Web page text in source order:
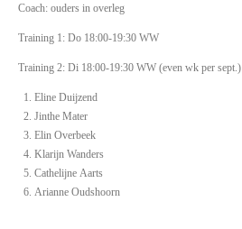
Coach: ouders in overleg
Training 1: Do 18:00-19:30 WW
Training 2: Di 18:00-19:30 WW (even wk per sept.)
Eline Duijzend
Jinthe Mater
Elin Overbeek
Klarijn Wanders
Cathelijne Aarts
Arianne Oudshoorn